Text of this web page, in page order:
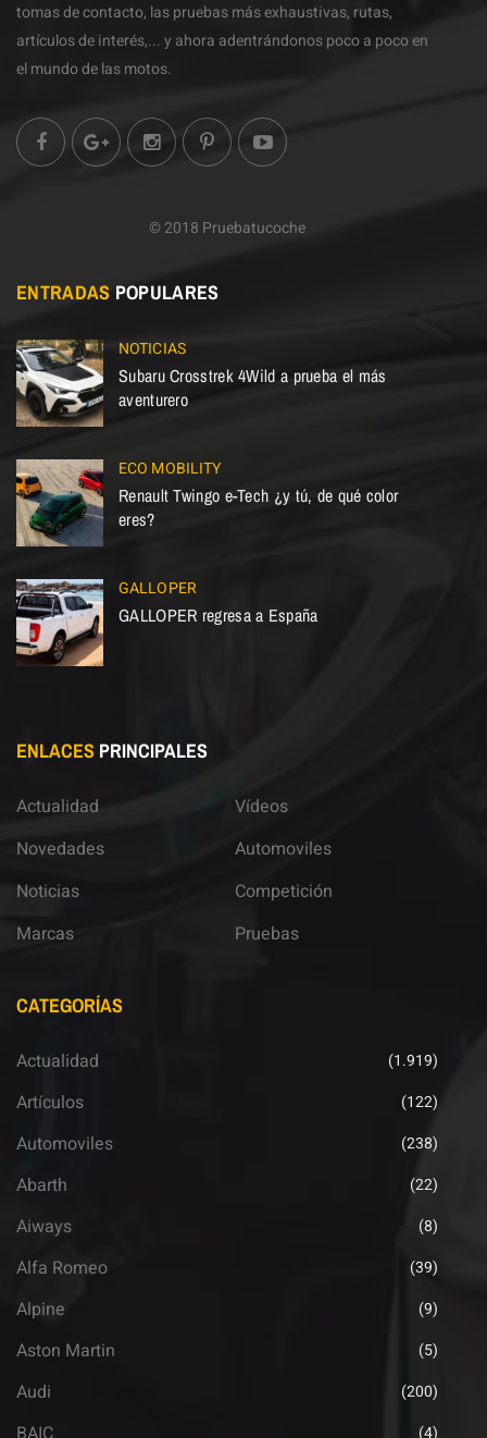
tomas de contacto, las pruebas más exhaustivas, rutas,
artículos de interés,... y ahora adentrándonos poco a poco en
el mundo de las motos.
© 2018 Pruebatucoche
ENTRADAS POPULARES
NOTICIAS
Subaru Crosstrek 4Wild a prueba el más
aventurero
ECO MOBILITY
Renault Twingo e-Tech ¿y tú, de qué color
eres?
GALLOPER
GALLOPER regresa a España
ENLACES PRINCIPALES
Actualidad
Novedades
Noticias
Marcas
Vídeos
Automoviles
Competición
Pruebas
CATEGORÍAS
Actualidad (1.919)
Artículos (122)
Automoviles (238)
Abarth (22)
Aiways (8)
Alfa Romeo (39)
Alpine (9)
Aston Martin (5)
Audi (200)
(4)